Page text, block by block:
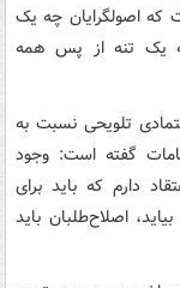
که اصولگرایان چه یک
که یک تنه از پس همه
تلویحی نسبت به
گفته است: وجود
دارم که باید برای
اصلاح‌طلبان باید